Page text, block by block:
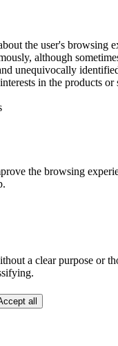
the user's browsing
although
unequivocally
in the products
the browsing
a clear purpose or
all